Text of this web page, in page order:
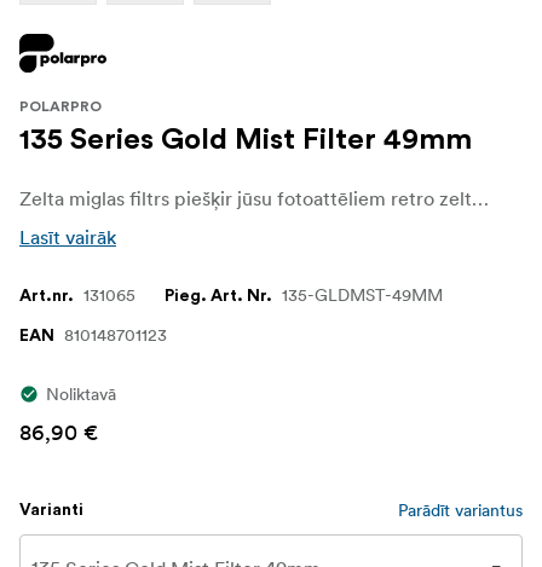
POLARPRO
135 Series Gold Mist Filter 49mm
Zelta miglas filtrs piešķir jūsu fotoattēliem retro zeltainu mirdzumu, samazinot kontrastu spilgtākajos punktos. Zelta migla arī piešķir siltu mirdzumu jūsu izgaismotajiem punktiem, kas iedvesmojies no Kodak zelta filmas.
Lasīt vairāk
Art.nr. 131065 Pieg. Art. Nr. 135-GLDMST-49MM
EAN 810148701123
Noliktavā
86,90 €
Varianti Parādīt variantus